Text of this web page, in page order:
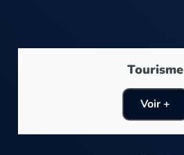
Tourisme
Voir +